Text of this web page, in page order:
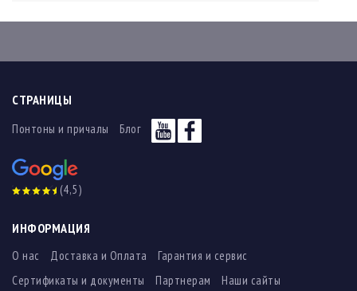
СТРАНИЦЫ
Понтоны и причалы Блог
(4,5)
ИНФОРМАЦИЯ
О нас Доставка и Оплата
Гарантия и сервис
Сертификаты и документы
Партнерам
Наши сайты